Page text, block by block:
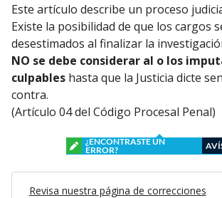
Este artículo describe un proceso
Existe la posibilidad de que los cargos
desestimados al finalizar la
NO se debe considerar al o los
culpables hasta que la Justicia dicte
contra.
(Artículo 04 del Código Procesal Penal)
¿ENCONTRASTE UN
ERROR?
Revisa nuestra página de correcciones